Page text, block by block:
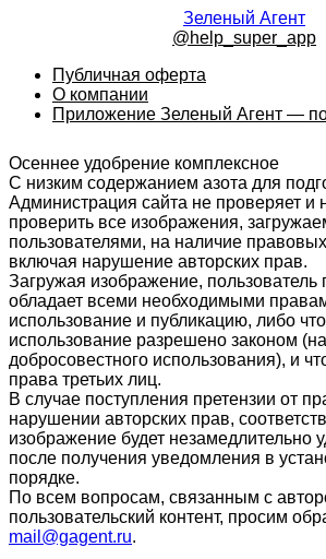
Зеленый Агент
@help_super_app
Публичная оферта
О компании
Приложение Зеленый Агент —
Осеннее удобрение комплексное
С низким содержанием азота для
Администрация сайта не проверяет и
проверить все изображения,
пользователями, на наличие
включая нарушение авторских прав.
Загружая изображение, пользователь
обладает всеми необходимыми
использование и публикацию, либо
использование разрешено законом
добросовестного использования), и
права третьих лиц.
В случае поступления претензии от
нарушении авторских прав,
изображение будет незамедлительно
после получения уведомления в
порядке.
По всем вопросам, связанным с
пользовательский контент, просим
mail@gagent.ru.